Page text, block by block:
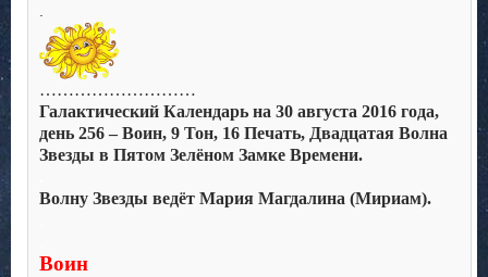
………………………
Галактический Календарь на 30 августа 2016 года,
день 256 – Воин, 9 Тон, 16 Печать, Двадцатая Волна
Звезды в Пятом Зелёном Замке Времени.
Волну Звезды ведёт Мария Магдалина (Мириам).
Воин